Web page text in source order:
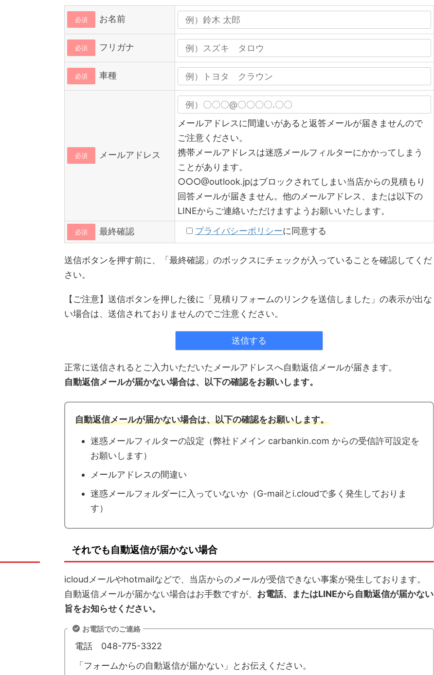
必須 お名前
必須 フリガナ
必須 車種
必須 メールアドレス
メールアドレスに間違いがあると返答メールが届きませんので
ご注意ください。
携帯メールアドレスは迷惑メールフィルターにかかってしまう
ことがあります。
○○○@outlook.jpはブロックされてしまい当店からの見積もり
回答メールが届きません。他のメールアドレス、または以下の
LINEからご連絡いただけますようお願いいたします。
必須 最終確認 プライバシーポリシーに同意する
送信ボタンを押す前に、「最終確認」のボックスにチェックが入っていることを確認してくだ
さい。
【ご注意】送信ボタンを押した後に「見積りフォームのリンクを送信しました」の表示が出な
い場合は、送信されておりませんのでご注意ください。
正常に送信されるとご入力いただいたメールアドレスへ自動返信メールが届きます。
自動返信メールが届かない場合は、以下の確認をお願いします。
自動返信メールが届かない場合は、以下の確認をお願いします。
迷惑メールフィルターの設定（弊社ドメイン carbankin.com からの受信許可設定を
お願いします）
メールアドレスの間違い
迷惑メールフォルダーに入っていないか（G-mailとi.cloudで多く発生しておりま
す）
それでも自動返信が届かない場合
icloudメールやhotmailなどで、当店からのメールが受信できない事案が発生しております。
自動返信メールが届かない場合はお手数ですが、 お電話、またはLINEから自動返信が届かない
旨をお知らせください。
お電話でのご連絡
電話 048-775-3322
「フォームからの自動返信が届かない」とお伝えください。